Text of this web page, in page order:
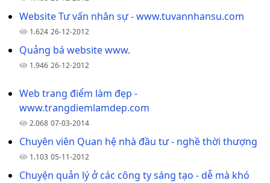
Website Tư vấn nhân sự - www.tuvannhansu.com
1.624 26-12-2012
Quảng bá website www.
1.946 26-12-2012
Web trang điểm làm đẹp -
www.trangdiemlamdep.com
2.068 07-03-2014
Chuyên viên Quan hệ nhà đầu tư - nghề thời thượng
1.103 05-11-2012
Chuyện quản lý ở các công ty sáng tạo - dễ mà khó